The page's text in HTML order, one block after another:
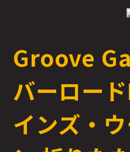
Groove
バーロー
インズ・